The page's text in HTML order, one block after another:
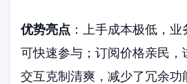
优势亮点 ：上手成本极低，
可快速参与；订阅价格亲民，
交互克制清爽，减少了冗余功